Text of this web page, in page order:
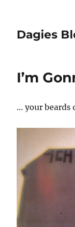
Dagies
I’m
… your beards